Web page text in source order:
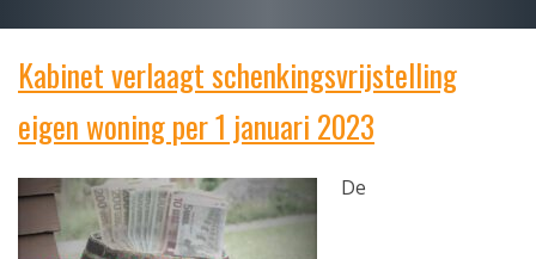
Kabinet verlaagt schenkingsvrijstelling
eigen woning per 1 januari 2023
De